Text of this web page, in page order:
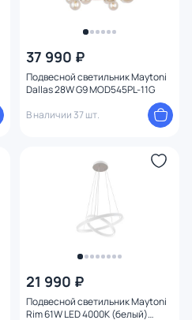
37 990 ₽
Подвесной светильник Maytoni
Dallas 28W G9 MOD545PL-11G
В наличии 37 шт.
21 990 ₽
Подвесной светильник Maytoni
Rim 61W LED 4000К (белый)